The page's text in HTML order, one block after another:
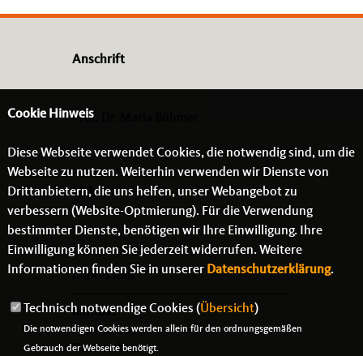
Anschrift
Prof. Dr. Maria Böhmer
- -
Links
Impressum
Kontakt
Datenschutz
Cookie Hinweis
Diese Webseite verwendet Cookies, die notwendig sind, um die
Webseite zu nutzen. Weiterhin verwenden wir Dienste von
Drittanbietern, die uns helfen, unser Webangebot zu
verbessern (Website-Optmierung). Für die Verwendung
bestimmter Dienste, benötigen wir Ihre Einwilligung. Ihre
Einwilligung können Sie jederzeit widerrufen. Weitere
Informationen finden Sie in unserer Datenschutzerklärung.
Technisch notwendige Cookies (Übersicht)
Die notwendigen Cookies werden allein für den ordnungsgemäßen
Gebrauch der Webseite benötigt.